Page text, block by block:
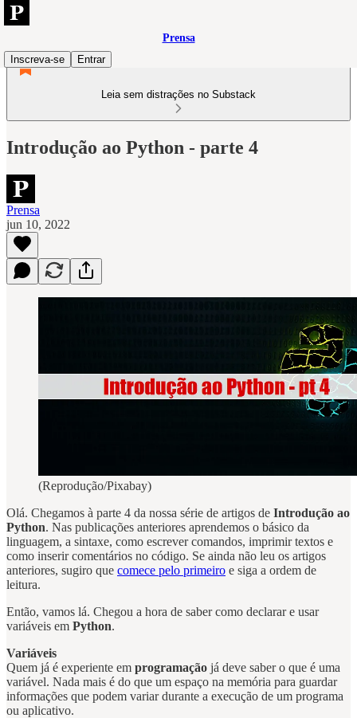
Prensa
Inscreva-se
Entrar
Leia sem distrações no Substack
Introdução ao Python - parte 4
Prensa
jun 10, 2022
(Reprodução/Pixabay)
Olá. Chegamos à parte 4 da nossa série de artigos de Introdução ao
Python. Nas publicações anteriores aprendemos o básico da
linguagem, a sintaxe, como escrever comandos, imprimir textos e
como inserir comentários no código. Se ainda não leu os artigos
anteriores, sugiro que comece pelo primeiro e siga a ordem de
leitura.
Então, vamos lá. Chegou a hora de saber como declarar e usar
variáveis em Python.
Variáveis
Quem já é experiente em programação já deve saber o que é uma
variável. Nada mais é do que um espaço na memória para guardar
informações que podem variar durante a execução de um programa
ou aplicativo.